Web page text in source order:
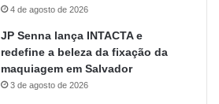
4 de agosto de 2026
JP Senna lança INTACTA e
redefine a beleza da fixação da
maquiagem em Salvador
3 de agosto de 2026